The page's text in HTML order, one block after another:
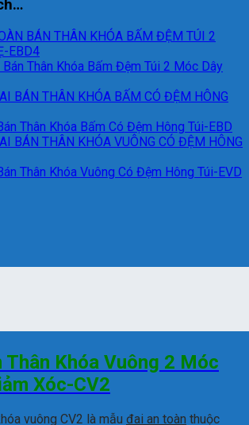
Bán Thân Khóa Bấm Đệm Túi 2 Móc Dây
Thân Khóa Bấm Có Đệm Hông Túi-EBD
Thân Khóa Vuông Có Đệm Hông Túi-EVD
Thân Khóa Vuông 2 Móc
Xóc-CV2
vuông CV2 là mẫu đai an toàn thuộc